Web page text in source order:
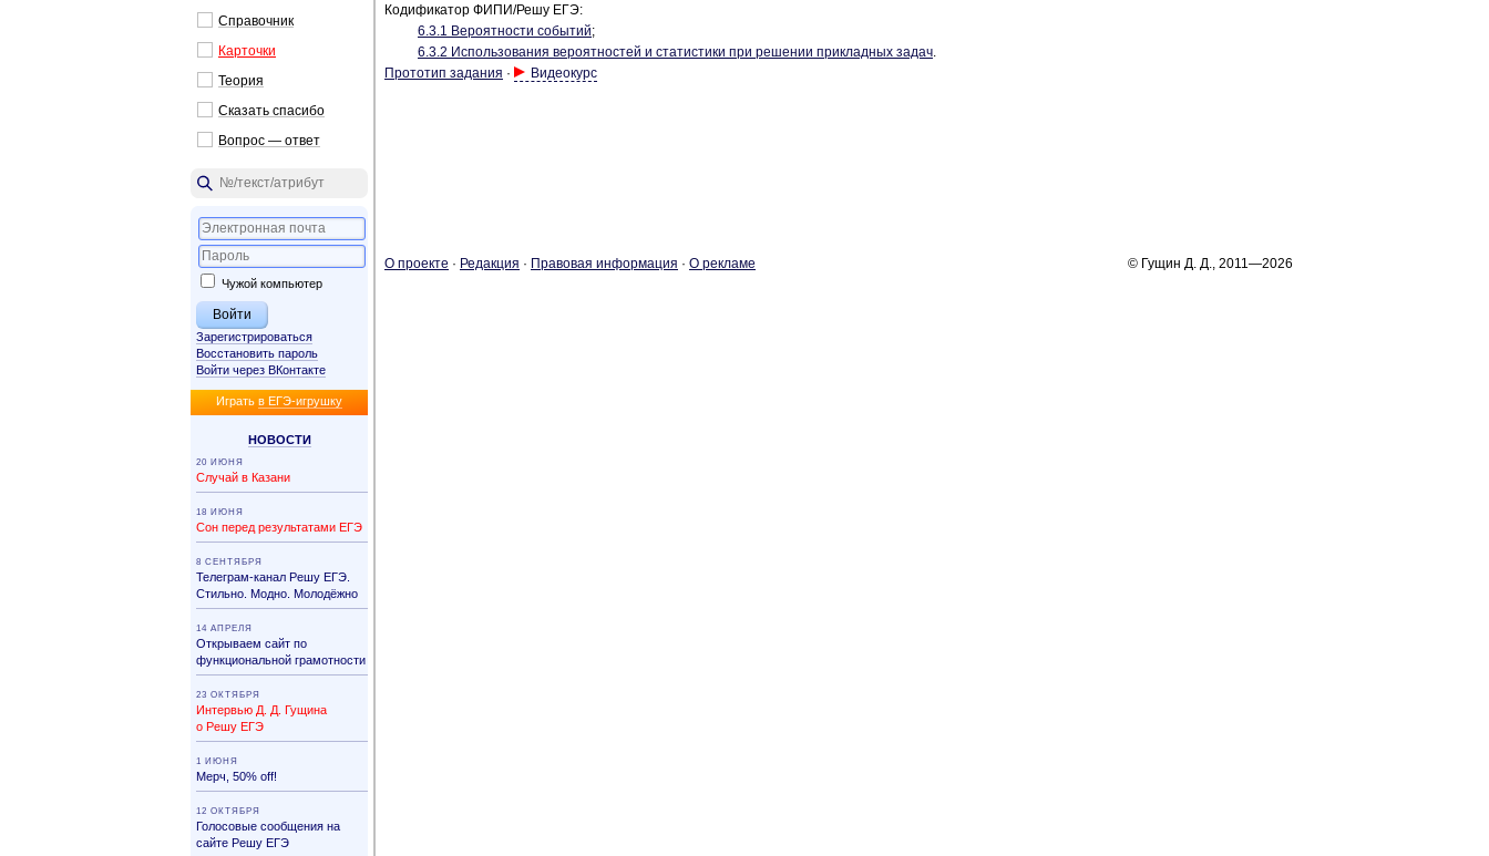
Спра­воч­ник
Кар­точ­ки
Тео­рия
Ска­зать спа­си­бо
Во­прос — ответ
Чужой компьютер
Зарегистрироваться
Восстановить пароль
Войти через ВКонтакте
Иг­рать в ЕГЭ-иг­руш­ку
НО­ВО­СТИ
20 ИЮНЯ
Случай в Казани
18 ИЮНЯ
Сон перед результатами ЕГЭ
8 СЕНТЯБРЯ
Телеграм-канал Решу ЕГЭ.
Стильно. Модно. Молодёжно
14 АПРЕЛЯ
Открываем сайт по
функциональной грамотности
23 ОКТЯБРЯ
Интервью Д. Д. Гущина
о Решу ЕГЭ
1 ИЮНЯ
Мерч, 50% off!
12 ОКТЯБРЯ
Голосовые сообщения на
сайте Решу ЕГЭ
Кодификатор ФИПИ/Решу ЕГЭ:
6.3.1 Ве­ро­ят­но­сти со­бы­тий;
6.3.2 Ис­поль­зо­ва­ния ве­ро­ят­но­стей и ста­ти­сти­ки при ре­ше­нии при­клад­ных задач.
Прототип задания · Видеокурс
О про­ек­те · Ре­дак­ция · Пра­во­вая ин­фор­ма­ция · О ре­кла­ме © Гущин Д. Д., 2011—2026